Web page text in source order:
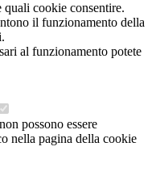
quali cookie consentire.
il funzionamento della
al funzionamento potete
possono essere
nella pagina della cookie